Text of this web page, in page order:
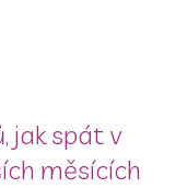
jak spát v
měsících